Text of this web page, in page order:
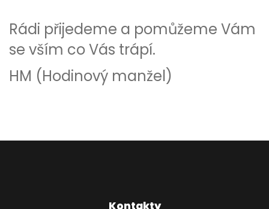
Rádi přijedeme a pomůžeme Vám
se vším co Vás trápí.
HM (Hodinový manžel)
Kontakty